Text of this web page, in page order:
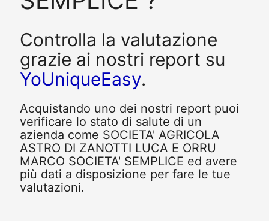
Controlla la valutazione
grazie ai nostri report su
YoUniqueEasy.
Acquistando uno dei nostri report puoi
verificare lo stato di salute di un
azienda come SOCIETA' AGRICOLA
ASTRO DI ZANOTTI LUCA E ORRU
MARCO SOCIETA' SEMPLICE ed avere
più dati a disposizione per fare le tue
valutazioni.